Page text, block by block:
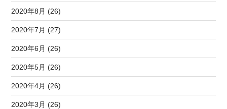
2020年8月 (26)
2020年7月 (27)
2020年6月 (26)
2020年5月 (26)
2020年4月 (26)
2020年3月 (26)